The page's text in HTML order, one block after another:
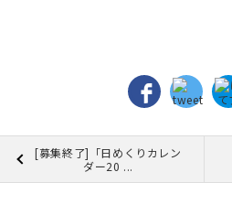
[募集終了]「日めくりカレン
ダー20 ...